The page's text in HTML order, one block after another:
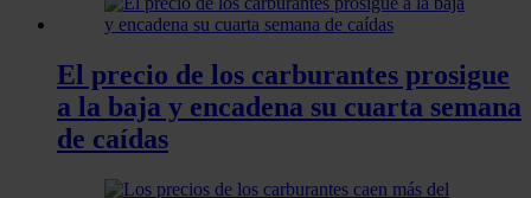
El precio de los carburantes prosigue
a la baja y encadena su cuarta semana
de caídas